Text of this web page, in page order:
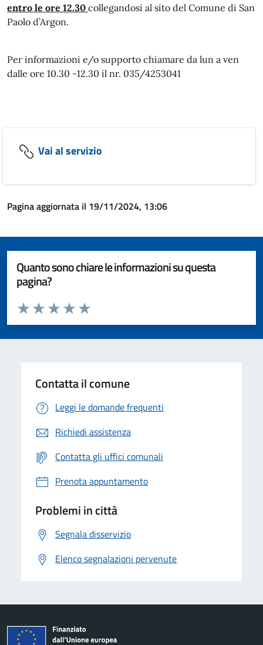
entro le ore 12.30 collegandosi al sito del Comune di San
Paolo d’Argon.
Per informazioni e/o supporto chiamare da lun a ven
dalle ore 10.30 -12.30 il nr. 035/4253041
Vai al servizio
Pagina aggiornata il 19/11/2024, 13:06
Quanto sono chiare le informazioni su questa
pagina?
Valuta da 1 a 5 stelle la pagina
Valuta 5 stelle su 5
Valuta 4 stelle su 5
Valuta 3 stelle su 5
Valuta 2 stelle su 5
Valuta 1 stelle su 5
Contatta il comune
Leggi le domande frequenti
Richiedi assistenza
Contatta gli uffici comunali
Prenota appuntamento
Problemi in città
Segnala disservizio
Elenco segnalazioni pervenute